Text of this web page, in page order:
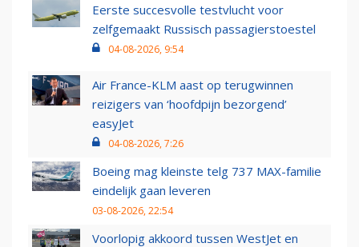
Eerste succesvolle testvlucht voor
zelfgemaakt Russisch passagierstoestel
04-08-2026, 9:54
Air France-KLM aast op terugwinnen
reizigers van ‘hoofdpijn bezorgend’
easyJet
04-08-2026, 7:26
Boeing mag kleinste telg 737 MAX-familie
eindelijk gaan leveren
03-08-2026, 22:54
Voorlopig akkoord tussen WestJet en